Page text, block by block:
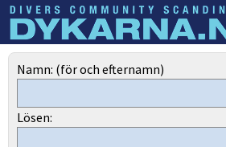
Dyknyheter
Namn: (för och efternamn)
Lösen: